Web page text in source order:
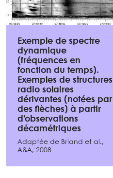
Exemple de spectre
dynamique
(fréquences en
fonction du temps).
Exemples de structures
radio solaires
dérivantes (notées par
des flèches) à partir
d’observations
décamétriques
Adaptée de Briand et al.,
A&A, 2008